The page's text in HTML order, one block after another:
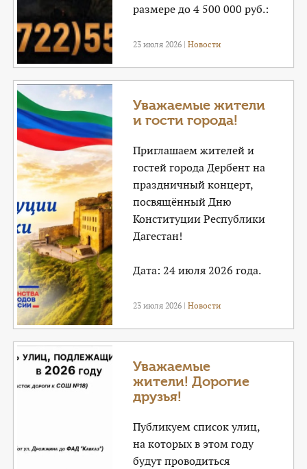
размере до 4 500 000 руб.:
23 июля 2026 |Новости
Уважаемые жители
и гости города!
Приглашаем жителей и
гостей города Дербент на
праздничный концерт,
посвящённый Дню
Конституции Республики
Дагестан!
Дата: 24 июля 2026 года.
23 июля 2026 |Новости
Уважаемые
жители! Дорогие
друзья!
Публикуем список улиц,
на которых в этом году
будут проводиться